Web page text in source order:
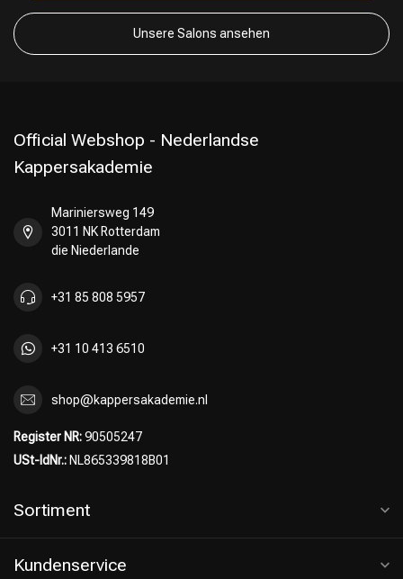
Unsere Salons ansehen
Official Webshop - Nederlandse
Kappersakademie
Mariniersweg 149
3011 NK Rotterdam
die Niederlande
+31 85 808 5957
+31 10 413 6510
shop@kappersakademie.nl
Register NR:90505247
USt-IdNr.: NL865339818B01
Sortiment
Kundenservice